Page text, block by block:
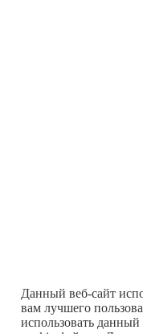
Данный веб-сайт
вам лучшего
использовать